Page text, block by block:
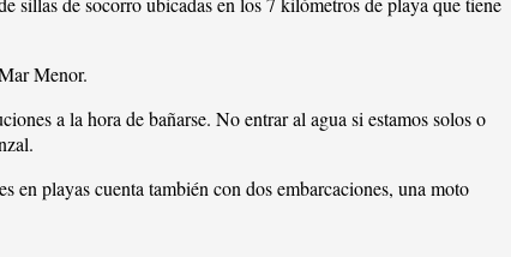
Menor.
a la hora de bañarse. No entrar al agua si estamos solos o
en playas cuenta también con dos embarcaciones, una moto